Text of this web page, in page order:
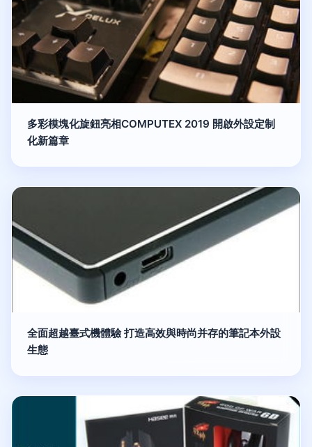
多彩模塊化旋鈕亮相COMPUTEX 2019 開啟外設定制
化新篇章
全面超越臺式機體驗 打造高效與時尚并存的筆記本外設
生態